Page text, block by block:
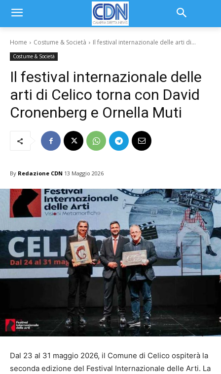
Home Costume & Società Il festival internazionale delle arti di...
Costume & Società
Il festival internazionale delle
arti di Celico torna con David
Cronenberg e Ornella Muti
By Redazione CDN 13 Maggio 2026
Dal 23 al 31 maggio 2026, il Comune di Celico ospiterà la
seconda edizione del Festival Internazionale delle Arti. La